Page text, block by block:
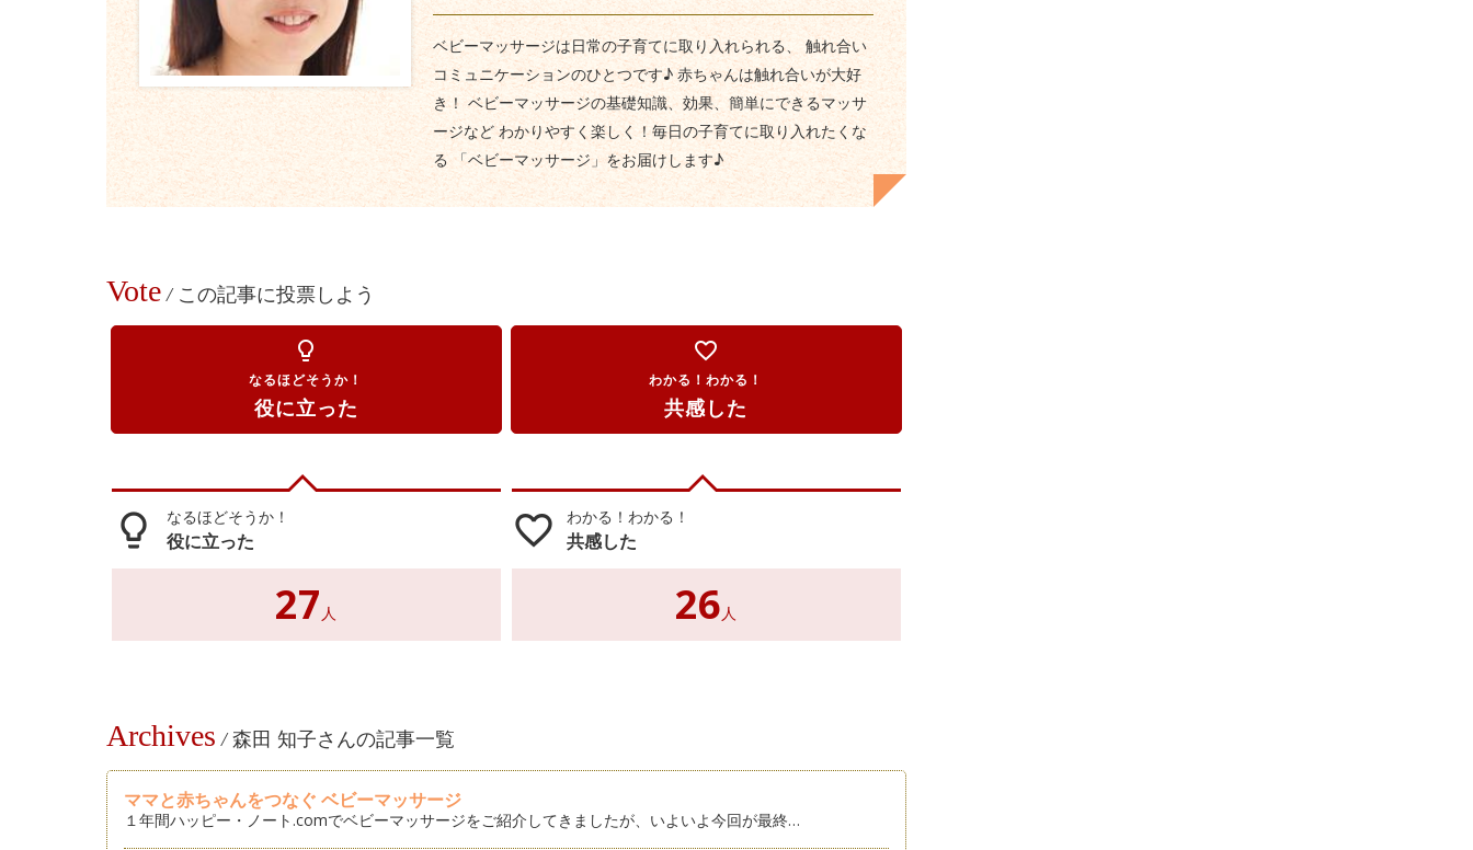
ベビーマッサージは日常の子育てに取り入れられる、 触れ合い
コミュニケーションのひとつです♪ 赤ちゃんは触れ合いが大好
き！ ベビーマッサージの基礎知識、効果、簡単にできるマッサ
ージなど わかりやすく楽しく！毎日の子育てに取り入れたくな
る 「ベビーマッサージ」をお届けします♪
Vote / この記事に投票しよう
lightbulb_outline
なるほどそうか！
役に立った
favorite_border
わかる！わかる！
共感した
lightbulb_outline なるほどそうか！
役に立った
27 人
favorite_border わかる！わかる！
共感した
26人
Archives / 森田 知子さんの記事一覧
ママと赤ちゃんをつなぐ ベビーマッサージ
１年間ハッピー・ノート.comでベビーマッサージをご紹介してきましたが、いよいよ今回が最終…